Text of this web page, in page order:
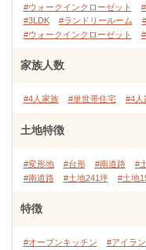
#ウォークインクローゼット
#3LDK
#ランドリールーム
#ウォークインクローゼット
家族人数
#4人家族 #単世帯住宅 #4人
土地特徴
#変形地 #台形 #南道路 #
#南道路
#土地241坪 #土地
特徴
#オープンキッチン #アイラ